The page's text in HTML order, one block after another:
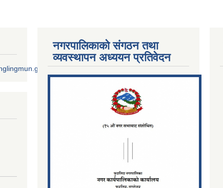
files/documents/Al...
नगरपालिकाको संगठन तथा
व्यवस्थापन अध्ययन प्रतिवेदन